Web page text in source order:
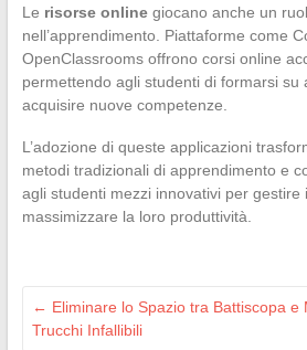
Le risorse onlinegiocano anche un
nell’apprendimento. Piattaforme come
OpenClassrooms offrono corsi online
permettendo agli studenti di formarsi su
acquisire nuove competenze.
L’adozione di queste applicazioni
metodi tradizionali di apprendimento e
agli studenti mezzi innovativi per gestire
massimizzare la loro produttività.
← Eliminare lo Spazio tra Battiscopa e
Trucchi Infallibili